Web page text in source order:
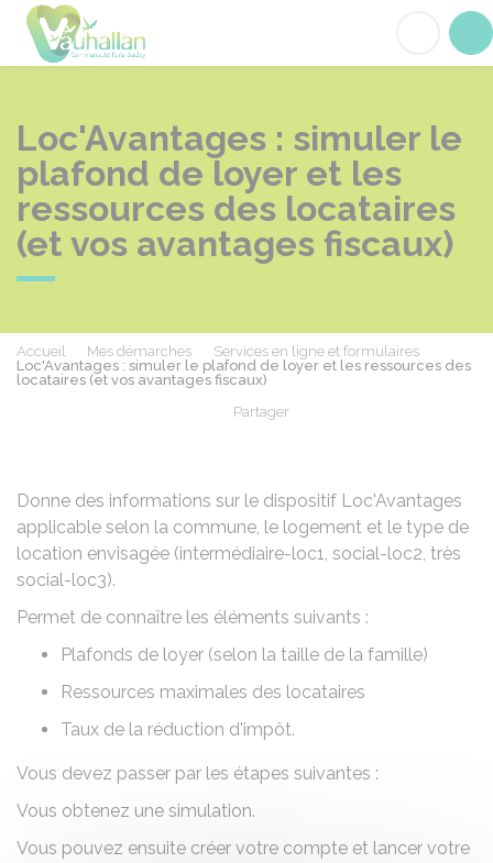
Loc'Avantages : simuler le
plafond de loyer et les
ressources des locataires
(et vos avantages fiscaux)
Accueil Mes démarches
Services en ligne et formulaires
Loc'Avantages : simuler le plafond de loyer et les ressources des
locataires (et vos avantages fiscaux)
Partager
Donne des informations sur le dispositif Loc'Avantages
applicable selon la commune, le logement et le type de
location envisagée (intermédiaire-loc1, social-loc2, très
social-loc3).
Permet de connaître les éléments suivants :
Plafonds de loyer (selon la taille de la famille)
Ressources maximales des locataires
Taux de la réduction d'impôt.
Vous devez passer par les étapes suivantes :
Vous obtenez une simulation.
Vous pouvez ensuite créer votre compte et lancer votre